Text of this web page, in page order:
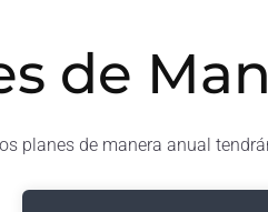
de
planes de manera anual